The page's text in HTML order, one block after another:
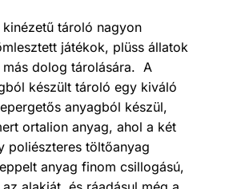
tároló nagyon
játékok, plüss állatok
dolog tárolására. A
készült tároló egy kiváló
anyagból készül,
ortalion anyag, ahol a két
poliészteres töltőanyag
anyag finom csillogású,